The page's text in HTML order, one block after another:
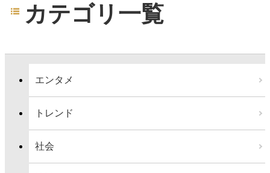
カテゴリ一覧
エンタメ
トレンド
社会